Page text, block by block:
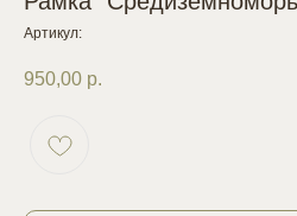
Артикул:
950,00 р.